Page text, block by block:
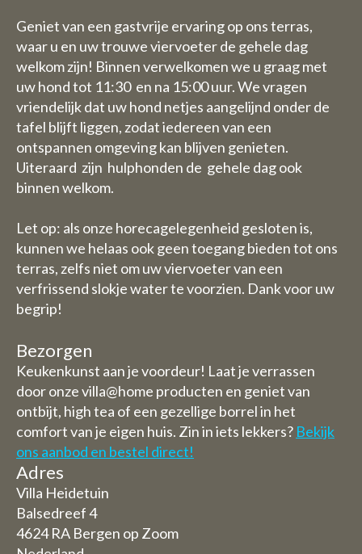
Geniet van een gastvrije ervaring op ons terras,
waar u en uw trouwe viervoeter de gehele dag
welkom zijn! Binnen verwelkomen we u graag met
uw hond tot 11:30 en na 15:00 uur. We vragen
vriendelijk dat uw hond netjes aangelijnd onder de
tafel blijft liggen, zodat iedereen van een
ontspannen omgeving kan blijven genieten.
Uiteraard zijn hulphonden de gehele dag ook
binnen welkom.
Let op: als onze horecagelegenheid gesloten is,
kunnen we helaas ook geen toegang bieden tot ons
terras, zelfs niet om uw viervoeter van een
verfrissend slokje water te voorzien. Dank voor uw
begrip!
Bezorgen
Keukenkunst aan je voordeur! Laat je verrassen
door onze villa@home producten en geniet van
ontbijt, high tea of een gezellige borrel in het
comfort van je eigen huis. Zin in iets lekkers? Bekijk
ons aanbod en bestel direct!
Adres
Villa Heidetuin
Balsedreef 4
4624 RA Bergen op Zoom